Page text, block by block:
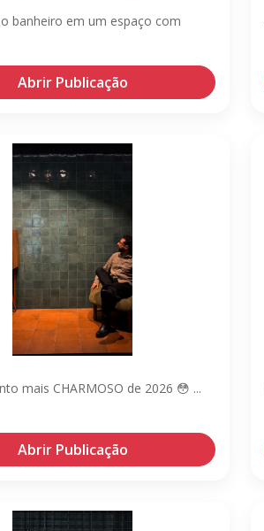
banheiro em um espaço com
Abrir Publicação
mais CHARMOSO de 2026 😳 ...
Abrir Publicação